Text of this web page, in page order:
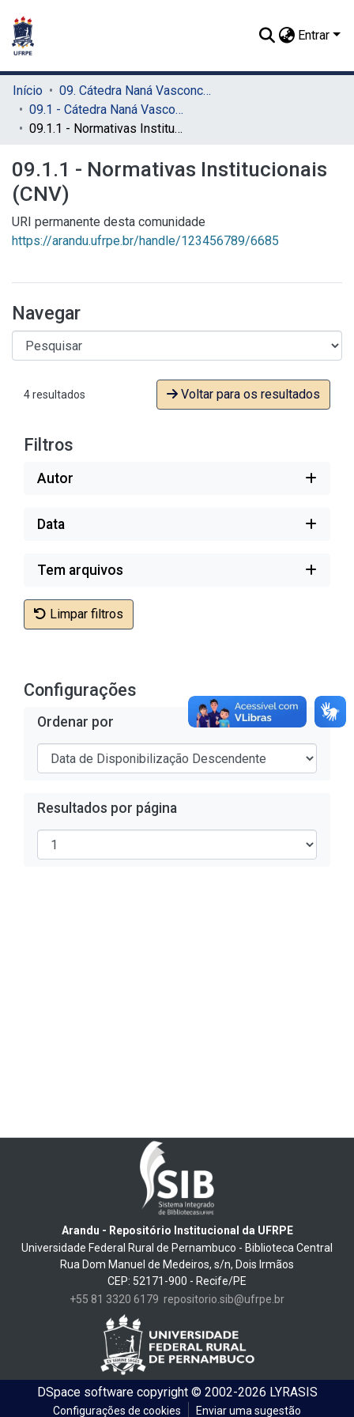
Entrar
Início
09. Cátedra Naná Vasconcelos (CNV)
09.1 - Cátedra Naná Vasconcelos (CNV)
09.1.1 - Normativas Institucionais (CNV)
09.1.1 - Normativas Institucionais
(CNV)
URI permanente desta comunidade
https://arandu.ufrpe.br/handle/123456789/6685
Navegar
4 resultados Voltar para os resultados
Filtros
Autor
Data
Tem arquivos
Limpar filtros
Configurações
Ordenar por
Resultados por página
Arandu - Repositório Institucional da UFRPE
Universidade Federal Rural de Pernambuco - Biblioteca Central
Rua Dom Manuel de Medeiros, s/n, Dois Irmãos
CEP: 52171-900 - Recife/PE
+55 81 3320 6179 repositorio.sib@ufrpe.br
DSpace softwarecopyright © 2002-2026 LYRASIS
Configurações de cookies Enviar uma sugestão